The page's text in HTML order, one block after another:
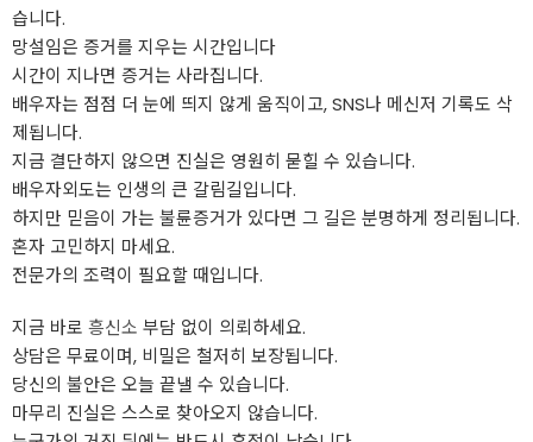
습니다.
망설임은 증거를 지우는 시간입니다
시간이 지나면 증거는 사라집니다.
배우자는 점점 더 눈에 띄지 않게 움직이고, SNS나 메신저 기록도 삭
제됩니다.
지금 결단하지 않으면 진실은 영원히 묻힐 수 있습니다.
배우자외도는 인생의 큰 갈림길입니다.
하지만 믿음이 가는 불륜증거가 있다면 그 길은 분명하게 정리됩니다.
혼자 고민하지 마세요.
전문가의 조력이 필요할 때입니다.
지금 바로 흥신소 부담 없이 의뢰하세요.
상담은 무료이며, 비밀은 철저히 보장됩니다.
당신의 불안은 오늘 끝낼 수 있습니다.
마무리 진실은 스스로 찾아오지 않습니다.